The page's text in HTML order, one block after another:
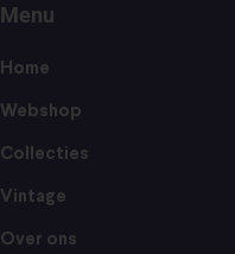
Menu
Home
Webshop
Collecties
Vintage
Over ons